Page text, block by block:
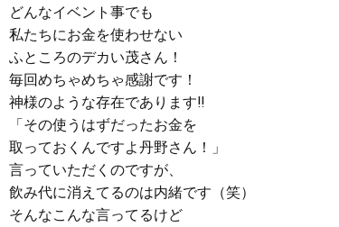
どんなイベント事でも
私たちにお金を使わせない
ふところのデカい茂さん！
毎回めちゃめちゃ感謝です！
神様のような存在であります‼︎
「その使うはずだったお金を
取っておくんですよ丹野さん！」
言っていただくのですが、
飲み代に消えてるのは内緒です（笑）
そんなこんな言ってるけど